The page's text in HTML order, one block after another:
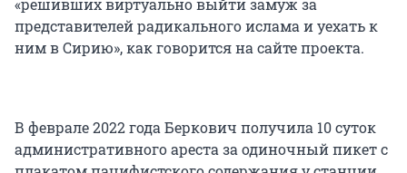
«решивших виртуально выйти замуж за
представителей радикального ислама и уехать к
ним в Сирию», как говорится на сайте проекта.
В феврале 2022 года Беркович получила 10 суток
административного ареста за одиночный пикет с